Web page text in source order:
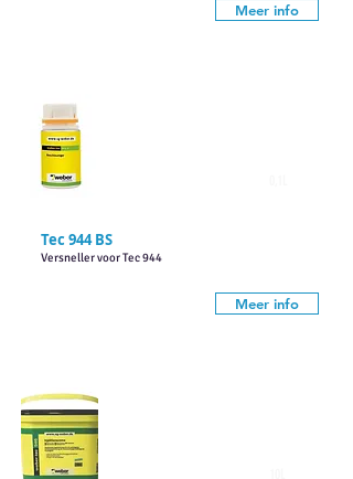
Meer info
Tec 944 BS
Versneller voor Tec 944
Meer info